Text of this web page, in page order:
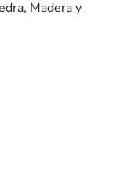
Madera y